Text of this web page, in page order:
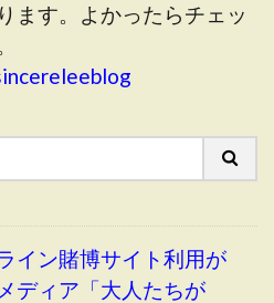
ます。よかったらチェッ
イン賭博サイト利用が
ディア「大人たちが